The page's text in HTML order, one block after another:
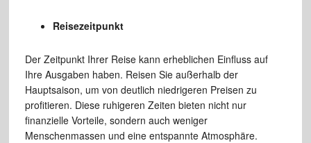
Reisezeitpunkt
Der Zeitpunkt Ihrer Reise kann erheblichen Einfluss auf
Ihre Ausgaben haben. Reisen Sie außerhalb der
Hauptsaison, um von deutlich niedrigeren Preisen zu
profitieren. Diese ruhigeren Zeiten bieten nicht nur
finanzielle Vorteile, sondern auch weniger
Menschenmassen und eine entspannte Atmosphäre.